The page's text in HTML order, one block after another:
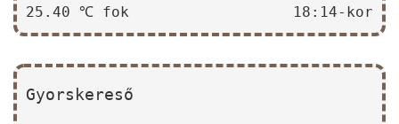
25.40 ℃ fok 18:14-kor
Gyorskereső